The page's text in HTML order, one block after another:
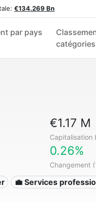
€134.269 Bn
par pays
catégories
€1.17 M
Capitalisation
0.26%
Changement
💼 Services